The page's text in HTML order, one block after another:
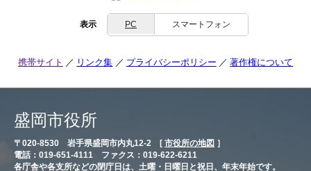
表示 PC スマートフォン
携帯サイト リンク集 プライバシーポリシー 著作権について
盛岡市役所
〒020-8530 岩手県盛岡市内丸12-2 [ 市役所の地図 ］
電話：019-651-4111 ファクス：019-622-6211
各庁舎や各支所などの閉庁日は、土曜・日曜日と祝日、年末年始です。